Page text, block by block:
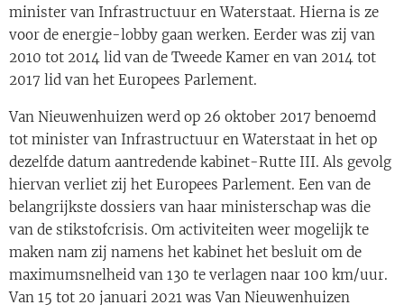
minister van Infrastructuur en Waterstaat. Hierna is ze
voor de energie-lobby gaan werken. Eerder was zij van
2010 tot 2014 lid van de Tweede Kamer en van 2014 tot
2017 lid van het Europees Parlement.
Van Nieuwenhuizen werd op 26 oktober 2017 benoemd
tot minister van Infrastructuur en Waterstaat in het op
dezelfde datum aantredende kabinet-Rutte III. Als gevolg
hiervan verliet zij het Europees Parlement. Een van de
belangrijkste dossiers van haar ministerschap was die
van de stikstofcrisis. Om activiteiten weer mogelijk te
maken nam zij namens het kabinet het besluit om de
maximumsnelheid van 130 te verlagen naar 100 km/uur.
Van 15 tot 20 januari 2021 was Van Nieuwenhuizen